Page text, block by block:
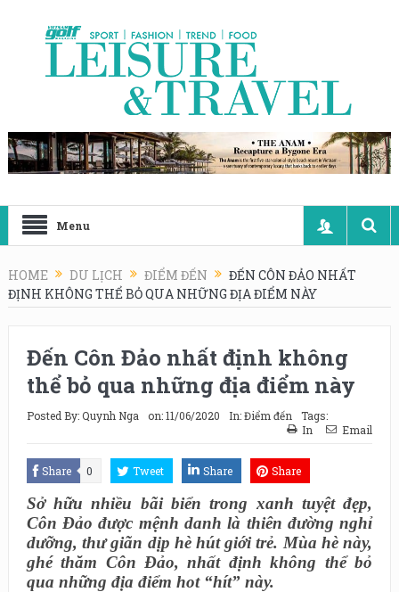
Menu
HOME DU LỊCH ĐIỂM ĐẾN
ĐẾN CÔN ĐẢO NHẤT
ĐỊNH KHÔNG THỂ BỎ QUA NHỮNG ĐỊA ĐIỂM NÀY
Đến Côn Đảo nhất định không
thể bỏ qua những địa điểm này
Posted By:Quynh Nga on:11/06/2020 In:Điểm đến
Tags:
In
Email
Share 0 Tweet Share Share
Sở hữu nhiều bãi biển trong xanh tuyệt đẹp,
Côn Đảo được mệnh danh là thiên đường nghỉ
dưỡng, thư giãn dịp hè hút giới trẻ. Mùa hè này,
ghé thăm Côn Đảo, nhất định không thể bỏ
qua những địa điểm hot “hít” này.